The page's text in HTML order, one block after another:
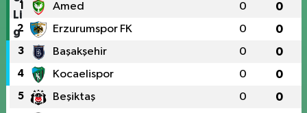
1 Amed 0 0
2 Erzurumspor FK 0 0
3 Başakşehir 0 0
4 Kocaelispor 0 0
5 Beşiktaş 0 0